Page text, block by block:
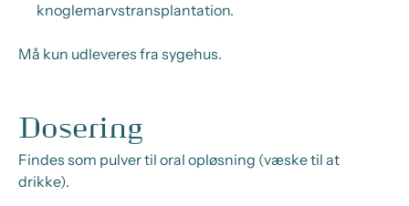
knoglemarvstransplantation.
Må kun udleveres fra sygehus.
Dosering
Findes som pulver til oral opløsning (væske til at
drikke).